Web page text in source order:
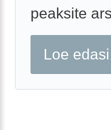
peaksite
Loe edasi